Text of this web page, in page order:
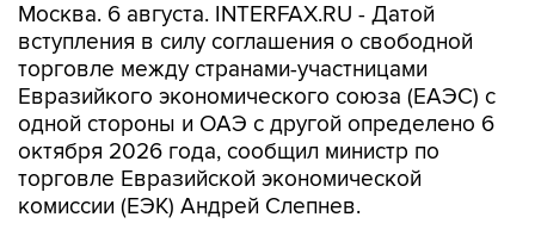
Москва. 6 августа. INTERFAX.RU - Датой
вступления в силу соглашения о свободной
торговле между странами-участницами
Евразийкого экономического союза (ЕАЭС) с
одной стороны и ОАЭ с другой определено 6
октября 2026 года, сообщил министр по
торговле Евразийской экономической
комиссии (ЕЭК) Андрей Слепнев.